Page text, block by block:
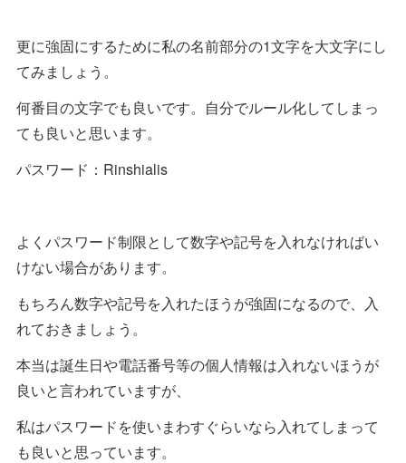
更に強固にするために私の名前部分の1文字を大文字にし
てみましょう。
何番目の文字でも良いです。自分でルール化してしまっ
ても良いと思います。
パスワード：Rinshialis
よくパスワード制限として数字や記号を入れなければい
けない場合があります。
もちろん数字や記号を入れたほうが強固になるので、入
れておきましょう。
本当は誕生日や電話番号等の個人情報は入れないほうが
良いと言われていますが、
私はパスワードを使いまわすぐらいなら入れてしまって
も良いと思っています。